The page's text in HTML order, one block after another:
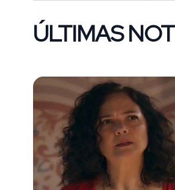
ÚLTIMAS